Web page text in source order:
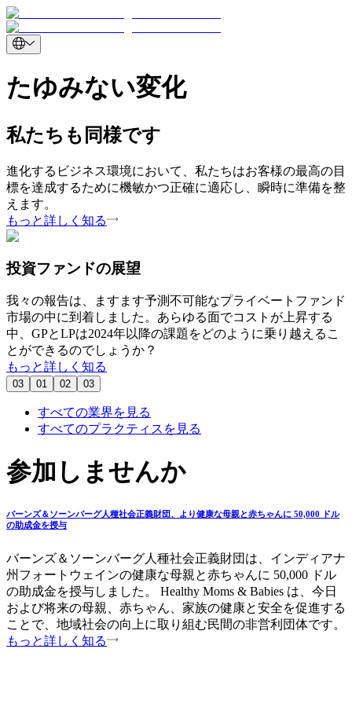
たゆみない変化
私たちも同様です
進化するビジネス環境において、私たちはお客様の最高の目
標を達成するために機敏かつ正確に適応し、瞬時に準備を整
えます。
もっと詳しく知る
投資ファンドの展望
我々の報告は、ますます予測不可能なプライベートファンド
市場の中に到着しました。あらゆる面でコストが上昇する
中、GPとLPは2024年以降の課題をどのように乗り越えるこ
とができるのでしょうか？
もっと詳しく知る
03 01 02 03
すべての業界を見る
すべてのプラクティスを見る
参加しませんか
バーンズ＆ソーンバーグ人種社会正義財団、より健康な母親と赤ちゃんに 50,000 ドル
の助成金を授与
バーンズ＆ソーンバーグ人種社会正義財団は、インディアナ
州フォートウェインの健康な母親と赤ちゃんに 50,000 ドル
の助成金を授与しました。 Healthy Moms & Babies は、今日
および将来の母親、赤ちゃん、家族の健康と安全を促進する
ことで、地域社会の向上に取り組む民間の非営利団体です。
もっと詳しく知る